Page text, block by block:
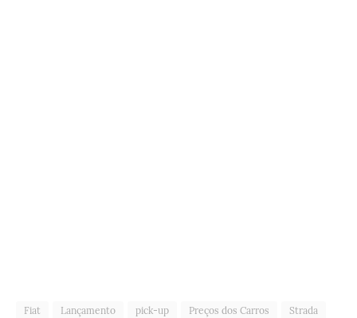
Fiat Lançamento pick-up Preços dos Carros Strada